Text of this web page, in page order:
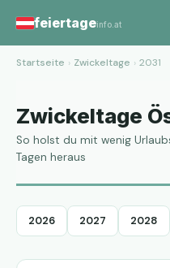
feiertageinfo.at
Startseite › Zwickeltage › 2031
Zwickeltage
So holst du mit wenig
Tagen heraus
2026 2027 2028